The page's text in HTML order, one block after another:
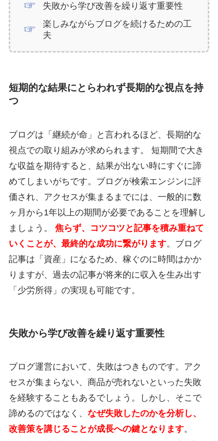
失敗から学び改善を繰り返す重要性
楽しみながらブログを続けるための工
夫
短期的な結果にとらわれず長期的な視点を持
つ
ブログは「継続が命」と言われるほど、長期的な
視点での取り組みが求められます。 短期間で大き
な収益を期待すると、結果が出ない時にすぐに諦
めてしまいがちです。ブログが検索エンジンに評
価され、アクセスが集まるまでには、一般的に数
ヶ月から1年以上の期間が必要であることを理解し
ましょう。 焦らず、コツコツと記事を積み重ねて
いくことが、最終的な成功に繋がります。ブログ
記事は「資産」になるため、稼ぐのに時間はかか
りますが、過去の記事が将来的に収入を生み出す
「少労所得」の実現も可能です。
失敗から学び改善を繰り返す重要性
ブログ運営において、失敗はつきものです。アク
セスが集まらない、商品が売れないといった失敗
を経験することもあるでしょう。しかし、そこで
諦めるのではなく、 なぜ失敗したのかを分析し、
改善策を講じることが成長への鍵となります。